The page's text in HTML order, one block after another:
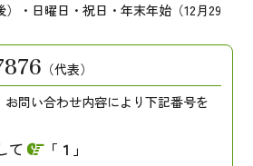
・日曜日・祝日・年末年始（12月29
（代表）
問い合わせ内容により下記番号を
て
「１」